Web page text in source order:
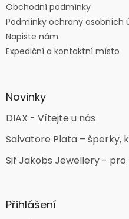
Obchodní podmínky
Podmínky ochrany osobních
Napište nám
Expediční a kontaktní místo
Novinky
DIAX - Vítejte u nás
Salvatore Plata – šperky,
Sif Jakobs Jewellery -
Přihlášení